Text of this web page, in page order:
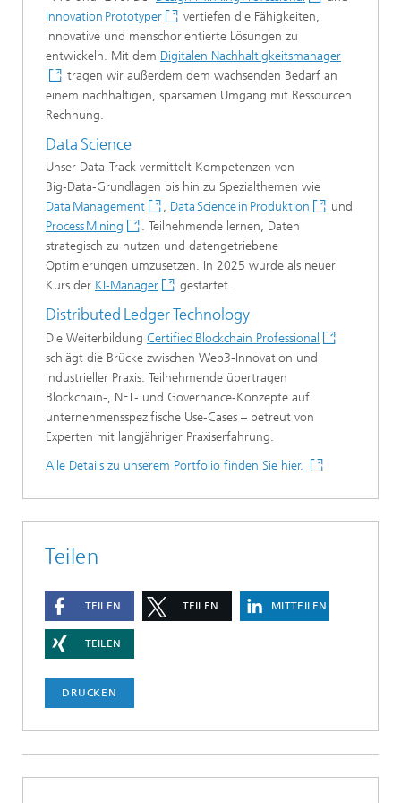
Innovation Prototyper
vertiefen die Fähigkeiten,
innovative und menschorientierte Lösungen zu
entwickeln. Mit dem Digitalen Nachhaltigkeitsmanager
tragen wir außerdem dem wachsenden Bedarf an
einem nachhaltigen, sparsamen Umgang mit Ressourcen
Rechnung.
Data Science
Unser Data‑Track vermittelt Kompetenzen von
Big‑Data‑Grundlagen bis hin zu Spezialthemen wie
Data Management
, Data Science in Produktion
und
Process Mining
. Teilnehmende lernen, Daten
strategisch zu nutzen und datengetriebene
Optimierungen umzusetzen. In 2025 wurde als neuer
Kurs der KI-Manager gestartet.
Distributed Ledger Technology
Die Weiterbildung Certified Blockchain Professional
schlägt die Brücke zwischen Web3‑Innovation und
industrieller Praxis. Teilnehmende übertragen
Blockchain‑, NFT‑ und Governance‑Konzepte auf
unternehmensspezifische Use‑Cases – betreut von
Experten mit langjähriger Praxiserfahrung.
Alle Details zu unserem Portfolio finden Sie hier.
Teilen
TEILEN TEILEN MITTEILEN
TEILEN
DRUCKEN